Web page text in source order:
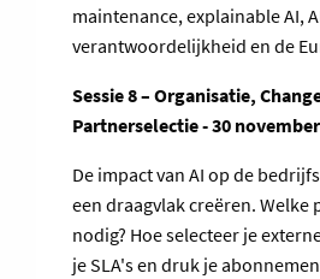
maintenance, explainable AI,
verantwoordelijkheid en de
Sessie 8 – Organisatie,
Partnerselectie - 30
De impact van AI op de
een draagvlak creëren. Welke
nodig? Hoe selecteer je
je SLA's en druk je